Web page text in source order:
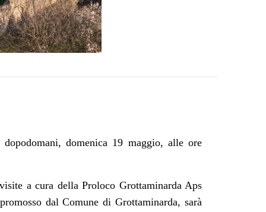
domenica 19 maggio, alle ore
a cura della Proloco Grottaminarda Aps
dal Comune di Grottaminarda, sarà